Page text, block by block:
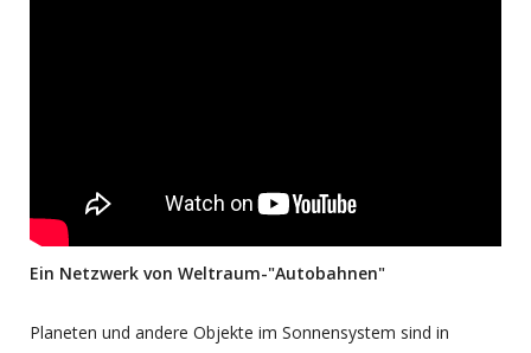
Ein Netzwerk von Weltraum-"Autobahnen"
Planeten und andere Objekte im Sonnensystem sind in